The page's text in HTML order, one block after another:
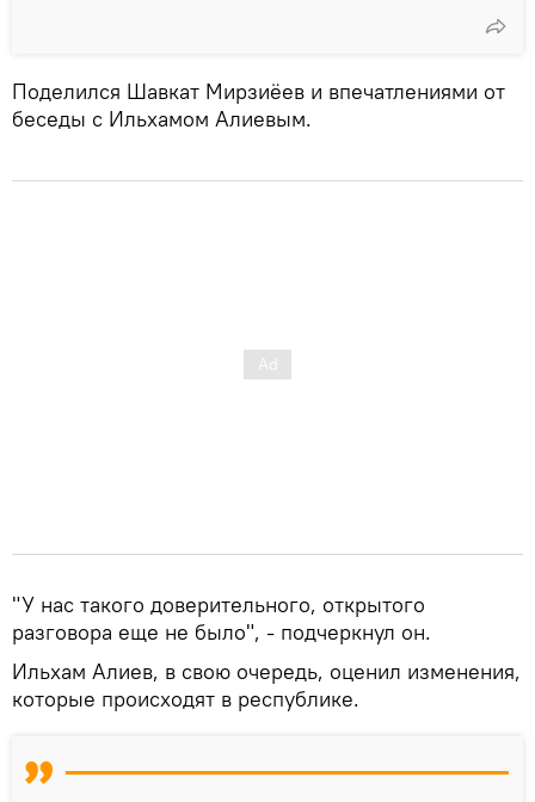
Поделился Шавкат Мирзиёев и впечатлениями от
беседы с Ильхамом Алиевым.
"У нас такого доверительного, открытого
разговора еще не было", - подчеркнул он.
Ильхам Алиев, в свою очередь, оценил изменения,
которые происходят в республике.